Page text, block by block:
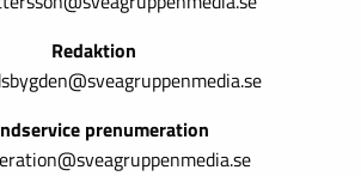
Redaktion
prenumeration